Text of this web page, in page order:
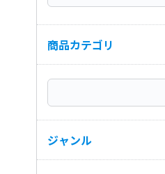
商品カテゴリ
ジャンル